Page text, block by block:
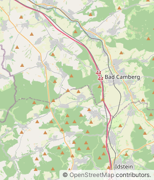
© OpenStreetMap contributors.